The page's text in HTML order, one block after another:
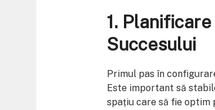
1.
Succesului
Primul pas în
Este important să
spațiu care să fie optim